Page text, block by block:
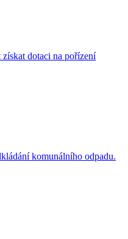
dotaci na pořízení
komunálního odpadu.